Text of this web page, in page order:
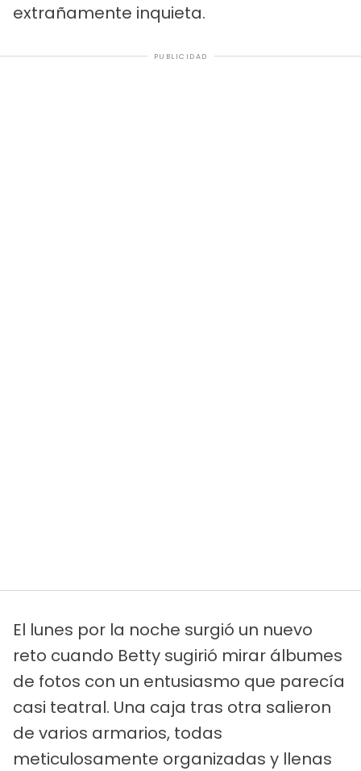
extrañamente inquieta.
PUBLICIDAD
El lunes por la noche surgió un nuevo
reto cuando Betty sugirió mirar álbumes
de fotos con un entusiasmo que parecía
casi teatral. Una caja tras otra salieron
de varios armarios, todas
meticulosamente organizadas y llenas